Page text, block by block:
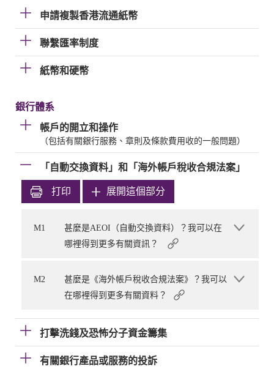
申請複製香港流通紙幣
聯繫匯率制度
紙幣和硬幣
銀行體系
帳戶的開立和操作
（包括有關銀行服務、章則及條款費用收的一般問題）
「自動交換資料」和「海外帳戶稅收合規法案」
打印 展開這個部分
M1
甚麼是AEOI（自動交換資料）？我可以在
哪裡得到更多有關資訊？
M2
甚麼是《海外帳戶稅收合規法案》？我可以
在哪裡得到更多有關資料？
打擊洗錢及恐怖分子資金籌集
有關銀行產品或服務的投訴